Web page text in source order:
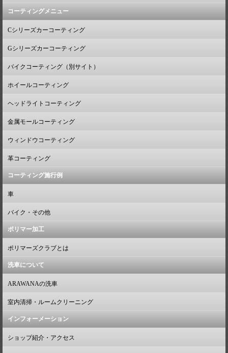
コーティングメニュー
Cシリーズカーコーティング
Gシリーズカーコーティング
バイクコーティング（別サイト）
ホイールコーティング
ヘッドライトコーティング
金属モールコーティング
ウィンドウコーティング
革コーティング
コーティング施行例
車
バイク・その他
ポリマー加工
ポリマーズクラブとは
洗車について
ARAWANAの洗車
室内清掃・ルームクリーニング
インフォーメーション
ショップ紹介・アクセス